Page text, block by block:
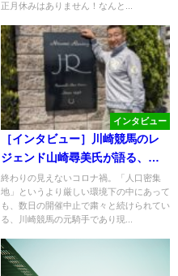
正月休みはありません！なんと...
インタビュー
［インタビュー］川崎競馬のレ
ジェンド山崎尋美氏が語る、我
が競馬人生。
終わりの見えないコロナ禍。「人口密集
地」というより厳しい環境下の中にあって
も、数日の開催中止で粛々と続けられてい
る、川崎競馬の元騎手であり現...